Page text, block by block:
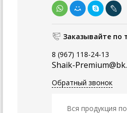
Заказывайте по
8 (967) 118-24-13
Shaik-
Обратный звонок
Вся продукция